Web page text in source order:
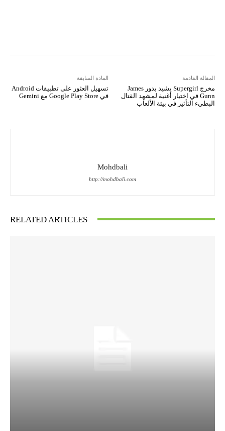
المادة السابقة
تسهيل العثور على تطبيقات Android
في Google Play Store مع Gemini
المقالة القادمة
مخرج Supergirl يشيد بدور James
Gunn في اختيار أغنية لمشهد القتال
البطيء التأثير في بيئة الألعاب
Mohdbali
http://mohdbali.com
RELATED ARTICLES